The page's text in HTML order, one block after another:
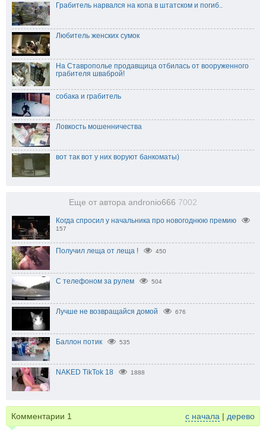
Грабитель нарвался на копа в штатском и погиб..
Любитель женских сумок
На Ставрополье продавщица отбилась от вооруженного
грабителя шваброй!
собака и грабитель
Ловкость мошенничества
вот так вот у них воруют банкоматы)
Еще от автора andronio666 7002
Когда спросил у начальника про новогоднюю премию
157
Получил леща от леща ! 450
С телефоном за рулем 504
Лучше не возвращайся домой 676
Баллон потик 535
NAKED TikTok 18 1888
Комментарии 1 с начала | дерево